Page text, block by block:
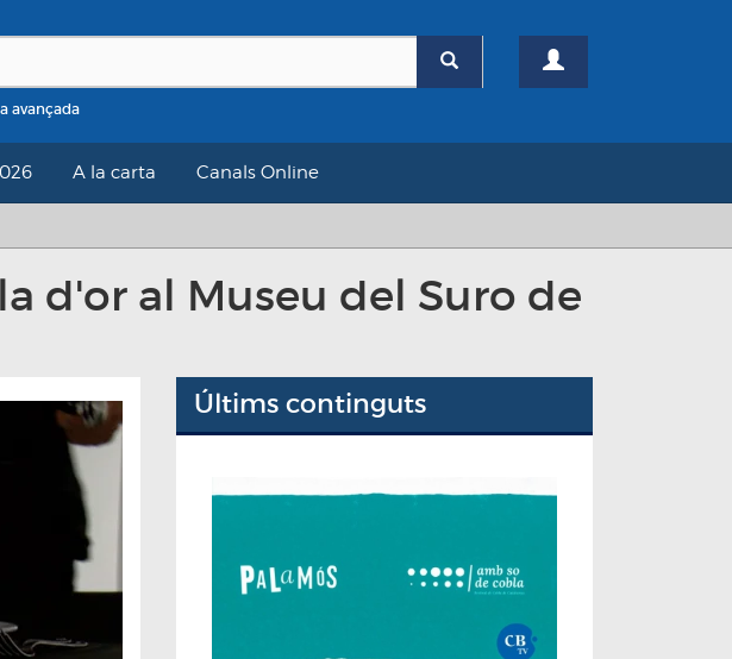
avançada
A la carta Canals Online
d'or al Museu del Suro de
Últims continguts